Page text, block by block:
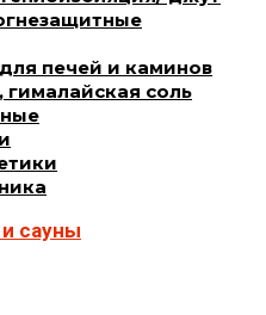
печей и каминов
соль
сауны